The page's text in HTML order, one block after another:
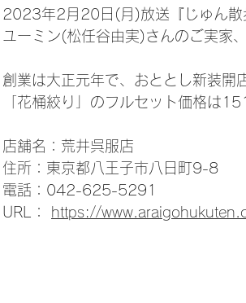
2023年2月20日(月)放送『じゅん散
ユーミン(松任谷由実)さんのご実家
創業は大正元年で、おととし新装開
「花桶絞り」のフルセット価格は
店舗名：荒井呉服店
住所：東京都八王子市八日町9-8
電話：042-625-5291
URL：
https://